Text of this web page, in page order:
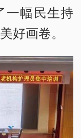
一幅民生持
好画卷。